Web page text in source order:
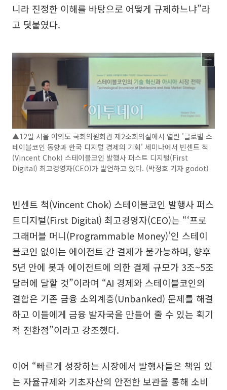
니라 진정한 이해를 바탕으로 어떻게 규제하느냐”라
고 덧붙였다.
▲12일 서울 여의도 국회의원회관 제2소회의실에서 열린 '글로벌 스
테이블코인 동향과 한국 디지털 경제의 기회' 세미나에서 빈센트 척
(Vincent Chok) 스테이블코인 발행사 퍼스트 디지털(First
Digital) 최고경영자(CEO)가 발언하고 있다. (박정호 기자 godot)
빈센트 척(Vincent Chok) 스테이블코인 발행사 퍼스
트디지털(First Digital) 최고경영자(CEO)는 “‘프로
그래머블 머니(Programmable Money)’인 스테이
블코인 없이는 에이전트 간 결제가 불가능하며, 향후
5년 안에 봇과 에이전트에 의한 결제 규모가 3조~5조
달러에 달할 것”이라며 “AI 경제와 스테이블코인의
결합은 기존 금융 소외계층(Unbanked) 문제를 해결
하고 이들에게 금융 발자국을 만들어 줄 수 있는 획기
적 전환점”이라고 강조했다.
이어 “빠르게 성장하는 시장에서 발행사들은 책임 있
는 자율규제와 기초자산의 안전한 보관을 통해 소비